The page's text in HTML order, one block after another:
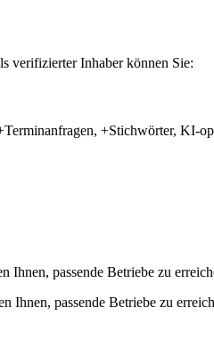
verifizierter Inhaber können Sie:
+Stichwörter, KI-
Ihnen, passende Betriebe zu
Ihnen, passende Betriebe zu